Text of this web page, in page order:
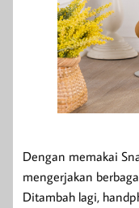
Dengan memakai
mengerjakan
Ditambah lagi,